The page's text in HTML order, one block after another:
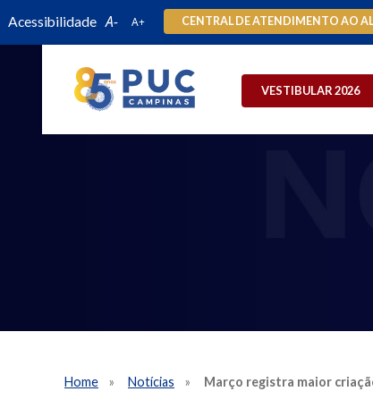
Acessibilidade CENTRAL DE ATENDIMENTO AO
VESTIBULAR 2026
Home Notícias Março registra maior